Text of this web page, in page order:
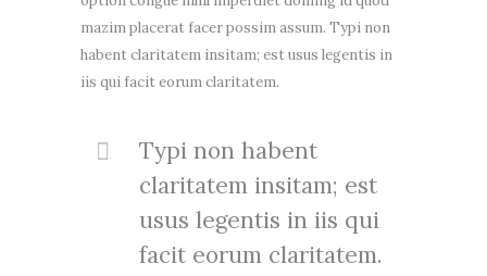
mazim placerat facer possim assum. Typi non
habent claritatem insitam; est usus legentis in
iis qui facit eorum claritatem.
Typi non habent
claritatem insitam; est
usus legentis in iis qui
facit eorum claritatem.